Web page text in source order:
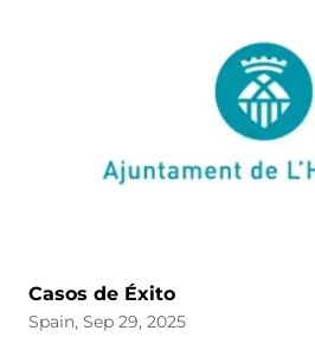
Casos de Éxito
Spain, Sep 29, 2025